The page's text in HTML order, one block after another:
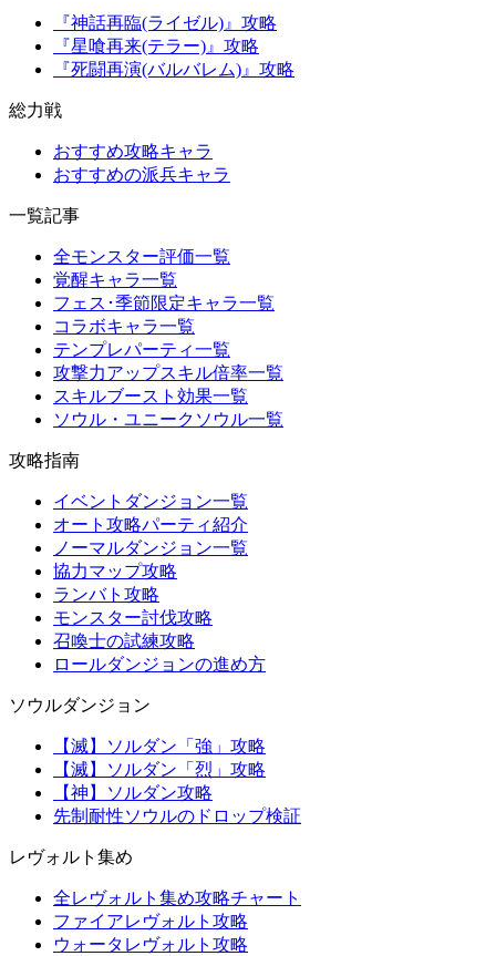
『神話再臨(ライゼル)』攻略
『星喰再来(テラー)』攻略
『死闘再演(バルバレム)』攻略
総力戦
おすすめ攻略キャラ
おすすめの派兵キャラ
一覧記事
全モンスター評価一覧
覚醒キャラ一覧
フェス･季節限定キャラ一覧
コラボキャラ一覧
テンプレパーティ一覧
攻撃力アップスキル倍率一覧
スキルブースト効果一覧
ソウル・ユニークソウル一覧
攻略指南
イベントダンジョン一覧
オート攻略パーティ紹介
ノーマルダンジョン一覧
協力マップ攻略
ランバト攻略
モンスター討伐攻略
召喚士の試練攻略
ロールダンジョンの進め方
ソウルダンジョン
【滅】ソルダン「強」攻略
【滅】ソルダン「烈」攻略
【神】ソルダン攻略
先制耐性ソウルのドロップ検証
レヴォルト集め
全レヴォルト集め攻略チャート
ファイアレヴォルト攻略
ウォータレヴォルト攻略